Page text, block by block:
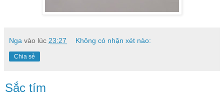
Nga vào lúc 23:27 Không có nhận xét nào:
Chia sẻ
Sắc tím